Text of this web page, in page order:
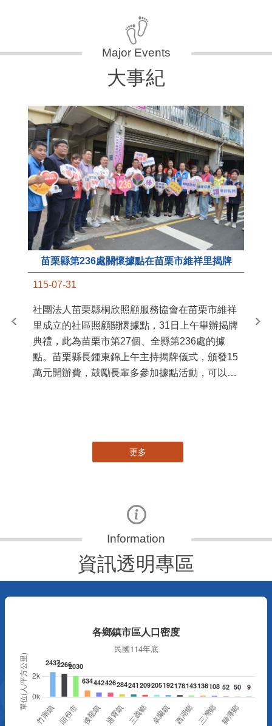
大事紀
苗栗縣第236處關懷據點在苗栗市維祥里揭牌
115-07-31
社團法人苗栗縣桐欣照顧服務協會在苗栗市維祥
里成立的社區照顧關懷據點，31日上午舉辦揭牌
典禮，此為苗栗市第27個、全縣第236處的據
點。苗栗縣長鍾東錦上午主持揭牌儀式，頒發15
萬元開辦費，鼓勵長輩多參加據點活動，可以更
苗
更多
資訊透明專區